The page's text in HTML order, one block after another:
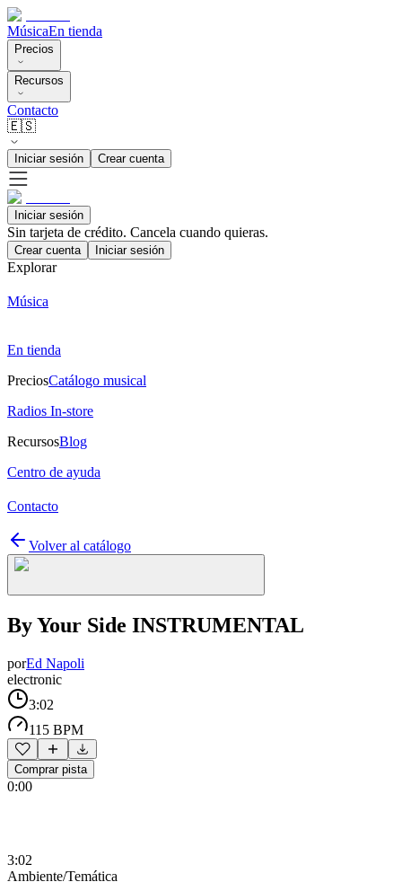
MúsicaEn tienda
Precios
Recursos
Contacto
🇪🇸
Iniciar sesión Crear cuenta
Iniciar sesión
Sin tarjeta de crédito. Cancela cuando quieras.
Crear cuenta Iniciar sesión
Explorar
Música
En tienda
PreciosCatálogo musical
Radios In-store
RecursosBlog
Centro de ayuda
Contacto
Volver al catálogo
By Your Side INSTRUMENTAL
porEd Napoli
electronic
3:02
115 BPM
Comprar pista
0:00
3:02
Ambiente/Temática